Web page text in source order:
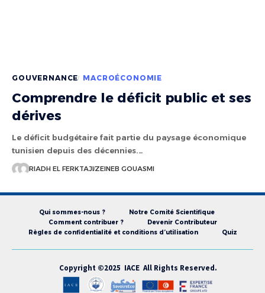
GOUVERNANCE MACROÉCONOMIE
Comprendre le déficit public et ses
dérives
Le déficit budgétaire fait partie du paysage économique
tunisien depuis des décennies.…
RIADH EL FERKTAJIZEINEB GOUASMI
Qui sommes-nous ?
Notre Comité Scientifique
Comment contribuer ?
Devenir Contributeur
Règles de confidentialité et conditions d’utilisation
Quiz
Copyright ©2025 IACE All Rights Reserved.